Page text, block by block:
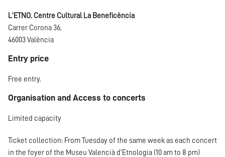
L'ETNO. Centre Cultural La Beneficència
Carrer Corona 36,
46003 València
Entry price
Free entry.
Organisation and Access to concerts
Limited capacity
Ticket collection: From Tuesday of the same week as each concert
in the foyer of the Museu Valencià d'Etnologia (10 am to 8 pm)